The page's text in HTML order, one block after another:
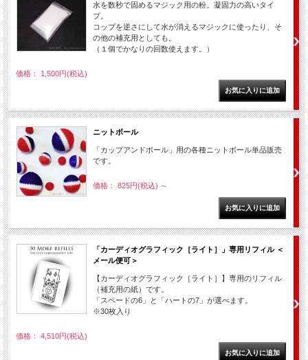
水を数秒で固めるマジック用の粉。凝固力の高いタイ
プ。
コップを逆さにして水が消えるマジックに使ったり、そ
の他の補充用としても。
（１個でかなりの回数使えます。）
価格： 1,500円(税込)
ニットボール
「カップアンドボール」用の各種ニットボール単品販売
です。
価格： 825円(税込) ～
「カーディオグラフィック［ライト］」専用リフィル ＜
メール便可＞
【カーディオグラフィック［ライト］】専用のリフィル
（補充用の紙）です。
「スペードの6」と「ハートの7」が選べます。
※30枚入り
価格： 4,510円(税込)